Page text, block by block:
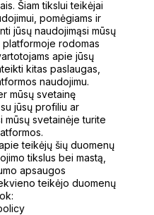
Šiam tikslui teikėjai
pomėgiams ir
jūsų naudojimąsi mūsų
rodomas
apie jūsų
kitas paslaugas,
naudojimu.
mūsų svetainę
jūsų profiliu ar
svetainėje turite
teikėjų šių duomenų
tikslus bei mastą,
apsaugos
teikėjo duomenų